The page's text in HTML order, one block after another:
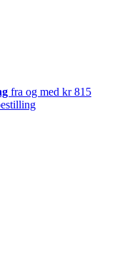
fra og med kr 815